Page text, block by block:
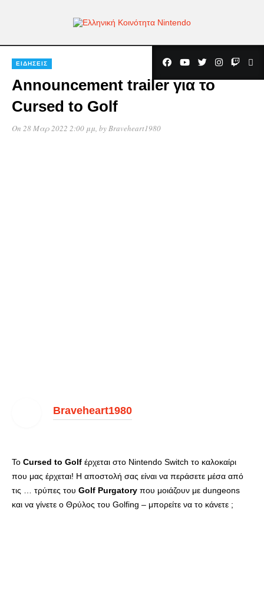
ΕΙΔΉΣΕΙΣ
Announcement trailer για το
Cursed to Golf
On 28 Μαρ 2022 2:00 μμ , by Braveheart1980
Braveheart1980
Το Cursed to Golf έρχεται στο Nintendo Switch το καλοκαίρι
που μας έρχεται! Η αποστολή σας είναι να περάσετε μέσα από
τις … τρύπες του Golf Purgatory που μοιάζουν με dungeons
και να γίνετε ο Θρύλος του Golfing – μπορείτε να το κάνετε ;